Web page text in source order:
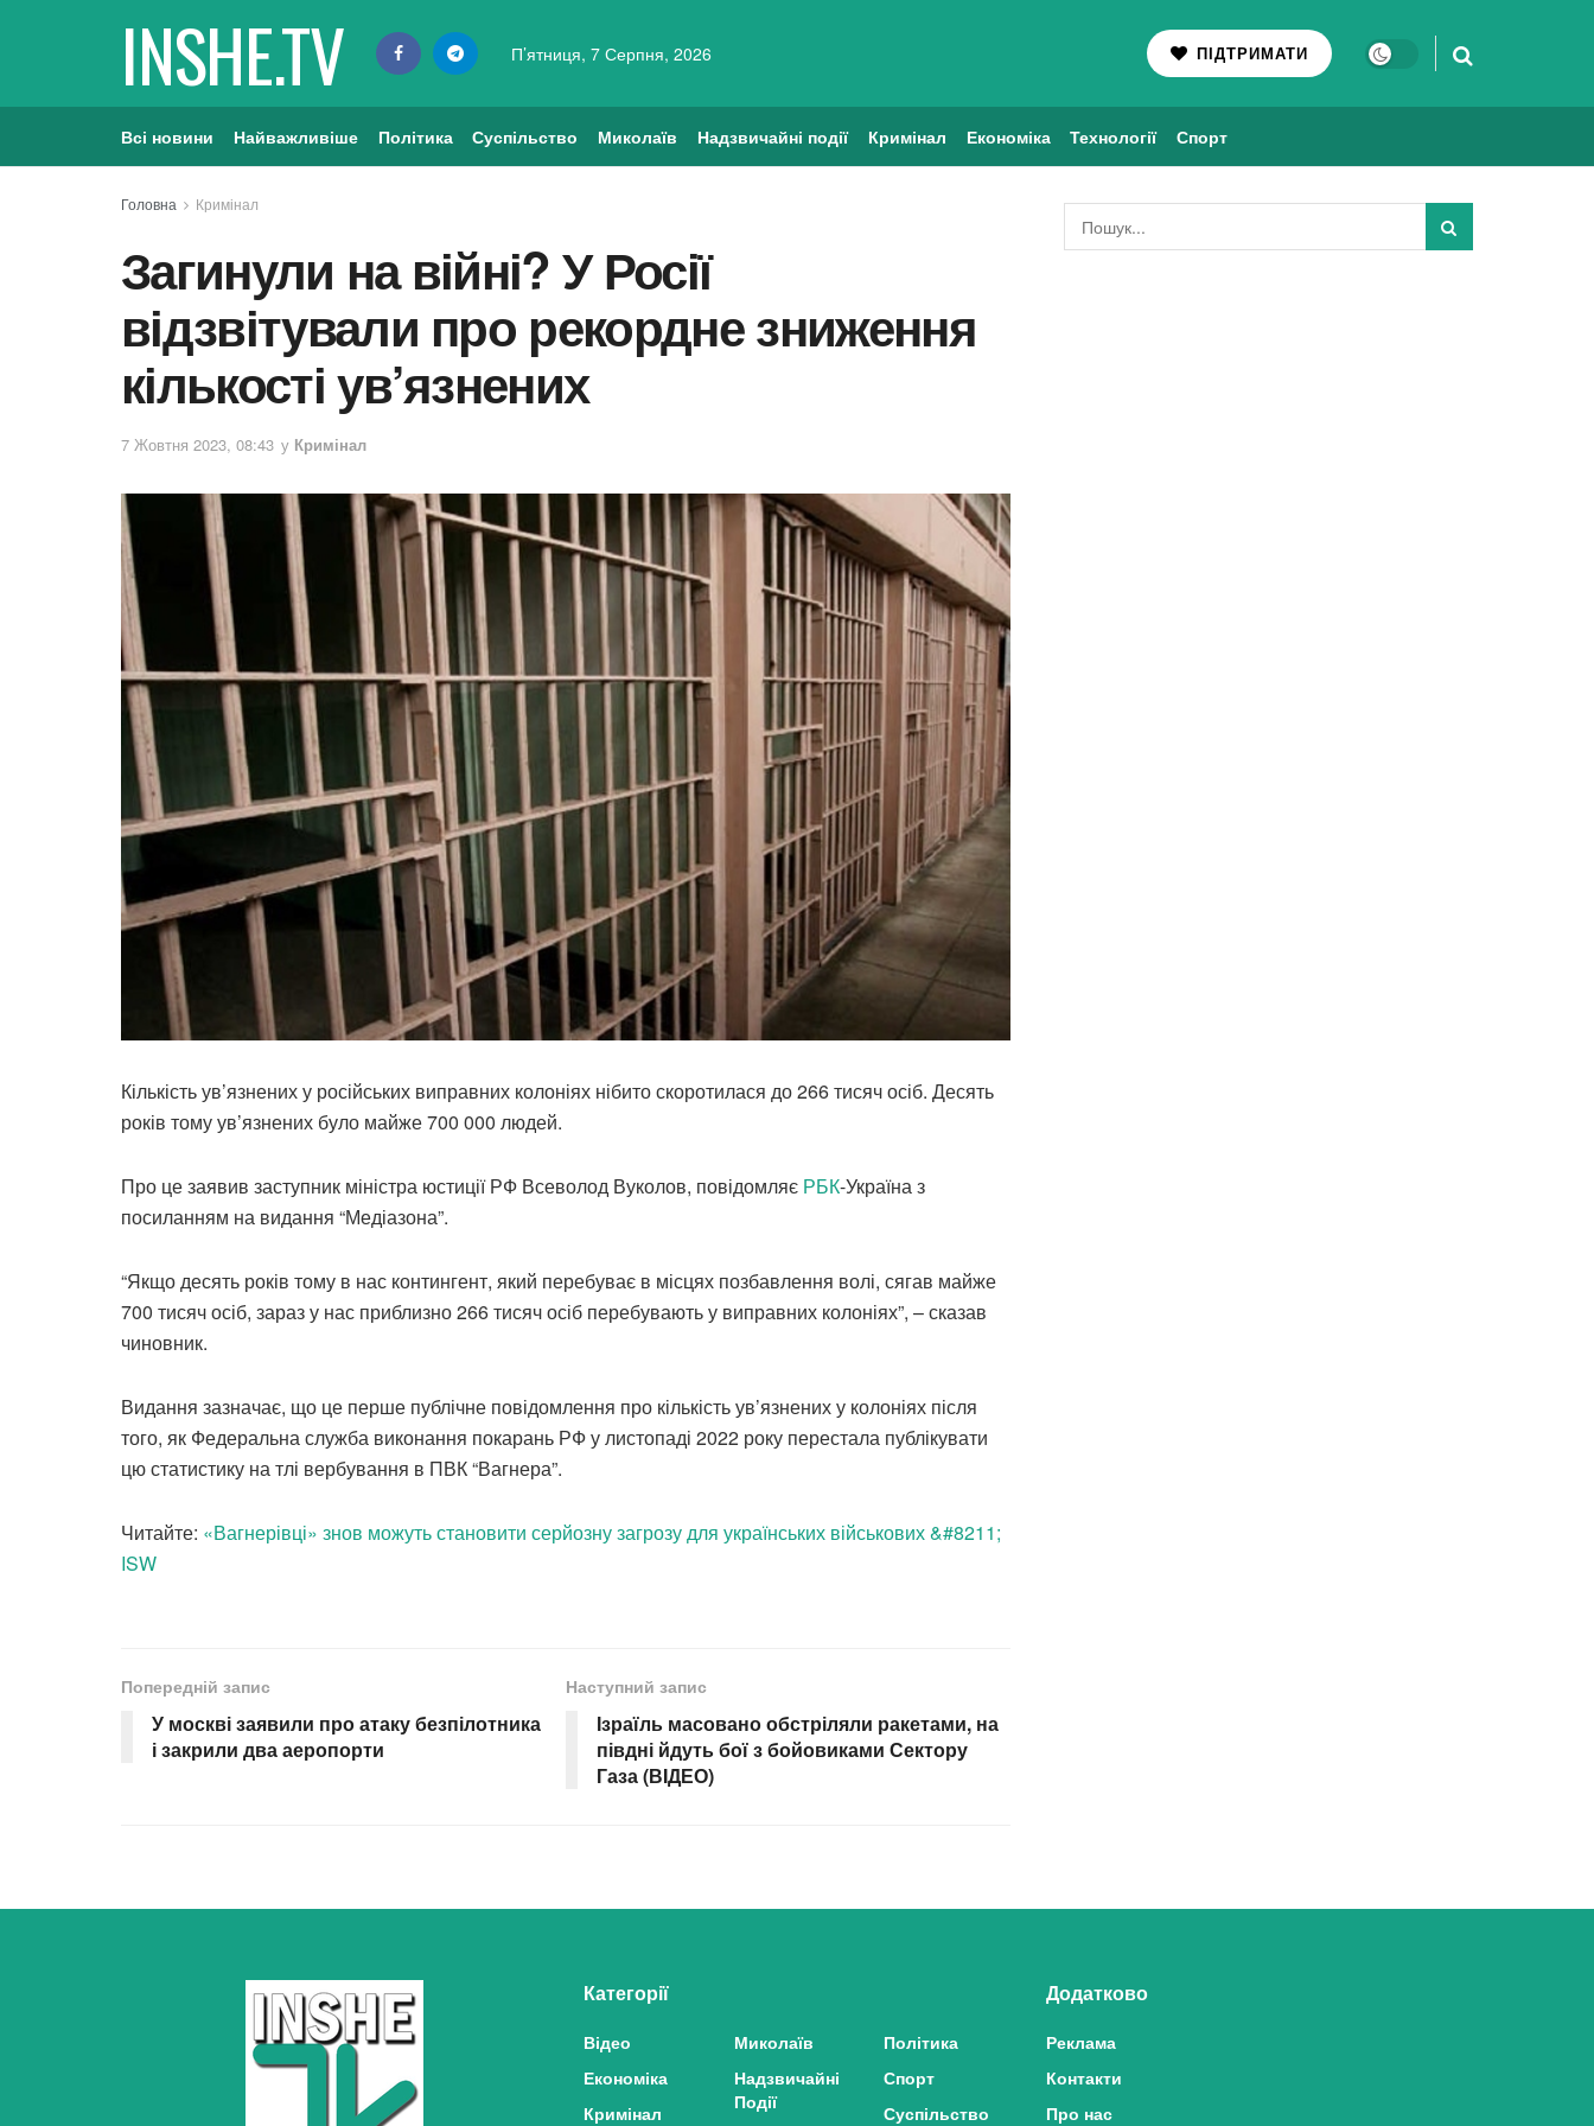
INSHE.TV П’ятниця, 7 Серпня, 2026 ПІДТРИМАТИ
Всі новини Найважливіше Політика Суспільство Миколаїв Надзвичайні події Кримінал Економіка Технології Спорт
Головна Кримінал
Загинули на війні? У Росії
відзвітували про рекордне зниження
кількості ув’язнених
7 Жовтня 2023, 08:43 у Кримінал
Кількість ув’язнених у російських виправних колоніях нібито скоротилася до 266 тисяч осіб. Десять
років тому ув’язнених було майже 700 000 людей.
Про це заявив заступник міністра юстиції РФ Всеволод Вуколов, повідомляє РБК-Україна з
посиланням на видання “Медіазона”.
“Якщо десять років тому в нас контингент, який перебуває в місцях позбавлення волі, сягав майже
700 тисяч осіб, зараз у нас приблизно 266 тисяч осіб перебувають у виправних колоніях”, – сказав
чиновник.
Видання зазначає, що це перше публічне повідомлення про кількість ув’язнених у колоніях після
того, як Федеральна служба виконання покарань РФ у листопаді 2022 року перестала публікувати
цю статистику на тлі вербування в ПВК “Вагнера”.
Читайте: «Вагнерівці» знов можуть становити серйозну загрозу для українських військових &#8211;
ISW
Попередній запис
У москві заявили про атаку безпілотника
і закрили два аеропорти
Наступний запис
Ізраїль масовано обстріляли ракетами, на
півдні йдуть бої з бойовиками Сектору
Газа (ВIДЕО)
Категорії
Відео
Економіка
Кримінал
Миколаїв
Надзвичайні
Події
Політика
Спорт
Суспільство
Додатково
Реклама
Контакти
Про нас